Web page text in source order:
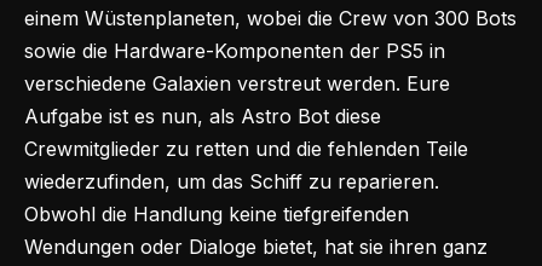
einem Wüstenplaneten, wobei die Crew von 300 Bots
sowie die Hardware-Komponenten der PS5 in
verschiedene Galaxien verstreut werden. Eure
Aufgabe ist es nun, als Astro Bot diese
Crewmitglieder zu retten und die fehlenden Teile
wiederzufinden, um das Schiff zu reparieren.
Obwohl die Handlung keine tiefgreifenden
Wendungen oder Dialoge bietet, hat sie ihren ganz